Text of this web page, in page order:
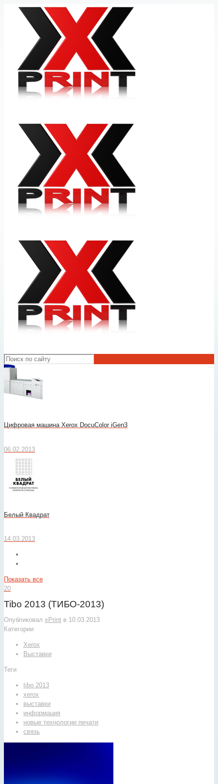
Цифровая машина Xerox DocuColor iGen3
06.02.2013
Белый Квадрат
14.03.2013
Показать все
20
Tibo 2013 (ТИБО-2013)
Опубликовал xPrint в 10.03.2013
Категории
Xerox
Выставки
Теги
tibo 2013
xerox
выставки
информация
новые технологии печати
связь